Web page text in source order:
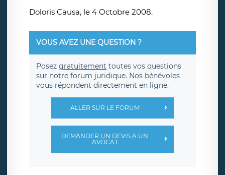
Doloris Causa, le 4 Octobre 2008.
VOUS AVEZ UNE QUESTION ?
Posez gratuitement toutes vos questions
sur notre forum juridique. Nos bénévoles
vous répondent directement en ligne.
ALLER SUR LE FORUM
DEMANDER UN DEVIS À UN
AVOCAT